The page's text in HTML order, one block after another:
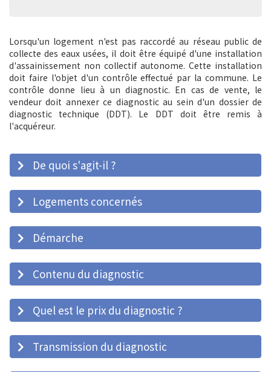
Lorsqu'un logement n'est pas raccordé au réseau public de
collecte des eaux usées, il doit être équipé d'une installation
d'assainissement non collectif autonome. Cette installation
doit faire l'objet d'un contrôle effectué par la commune. Le
contrôle donne lieu à un diagnostic. En cas de vente, le
vendeur doit annexer ce diagnostic au sein d'un dossier de
diagnostic technique (DDT). Le DDT doit être remis à
l'acquéreur.
De quoi s'agit-il ?
Logements concernés
Démarche
Contenu du diagnostic
Quel est le prix du diagnostic ?
Transmission du diagnostic